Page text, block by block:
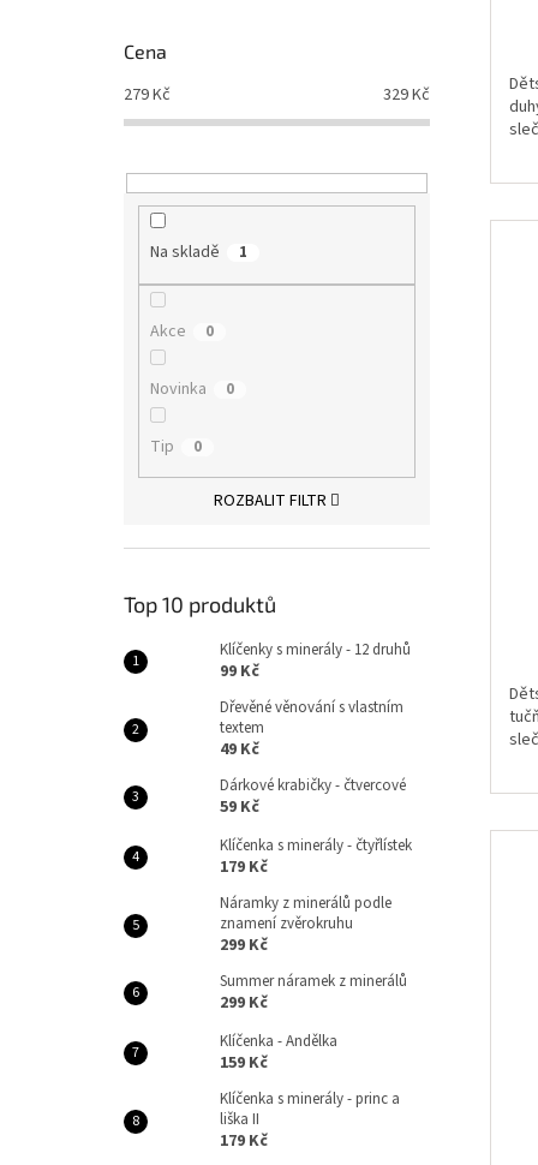
Cena
279Kč 329Kč
Na skladě 1
Akce 0
Novinka 0
Tip 0
ROZBALIT FILTR
Top 10 produktů
Klíčenky s minerály - 12 druhů
99 Kč
Dřevěné věnování s vlastním
textem
49 Kč
Dárkové krabičky - čtvercové
59 Kč
Klíčenka s minerály - čtyřlístek
179 Kč
Náramky z minerálů podle
znamení zvěrokruhu
299 Kč
Summer náramek z minerálů
299 Kč
Klíčenka - Andělka
159 Kč
Klíčenka s minerály - princ a
liška II
179 Kč